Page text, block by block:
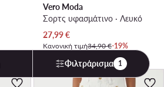
Vero Moda
Σορτς υφασμάτινο · Λευκό
Τρέχουσα τιμή
27,99€
Κανονική τιμή34,90 €-19%
29,99 €
Φιλτράρισμα 1